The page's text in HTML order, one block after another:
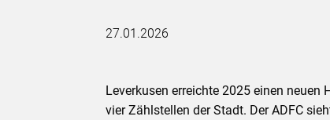
27.01.2026
Leverkusen erreichte 2025 einen
vier Zählstellen der Stadt. Der ADFC